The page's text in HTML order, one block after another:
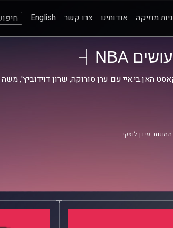
מוזיקה אודותינו צרו קשר English
עושים NBA
האן.בי.איי עם ערן סורוקה, שרון דוידוביץ', משה
עידן לוצקי